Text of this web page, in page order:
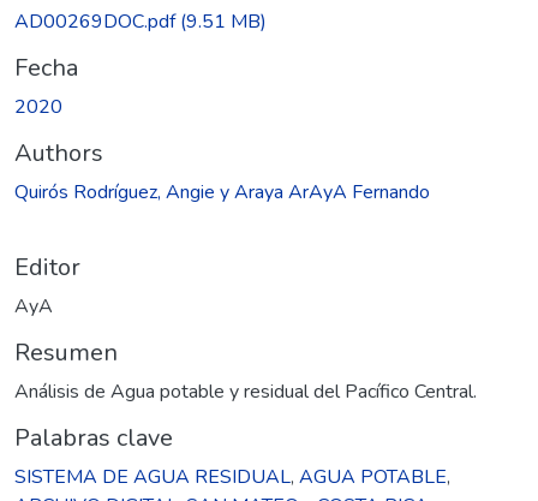
AD00269DOC.pdf(9.51 MB)
Fecha
2020
Authors
Quirós Rodríguez, Angie y Araya ArAyA Fernando
Editor
AyA
Resumen
Análisis de Agua potable y residual del Pacífico Central.
Palabras clave
SISTEMA DE AGUA RESIDUAL, AGUA POTABLE,